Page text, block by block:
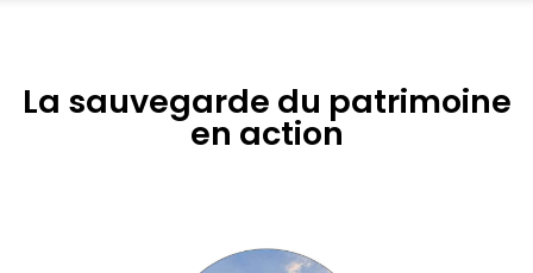
La sauvegarde du patrimoine
en action